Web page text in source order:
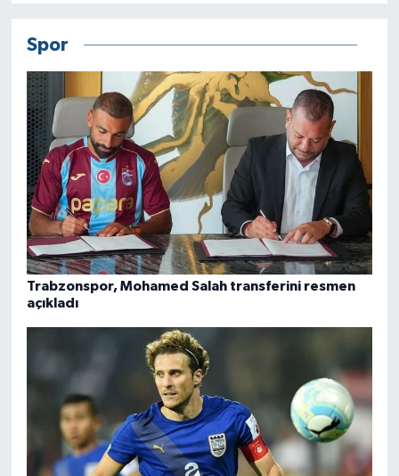
Spor
Trabzonspor, Mohamed Salah transferini resmen
açıkladı